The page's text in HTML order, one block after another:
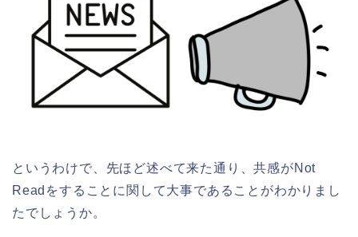
というわけで、先ほど述べて来た通り、共感がNot
Readをすることに関して大事であることがわかりまし
たでしょうか。